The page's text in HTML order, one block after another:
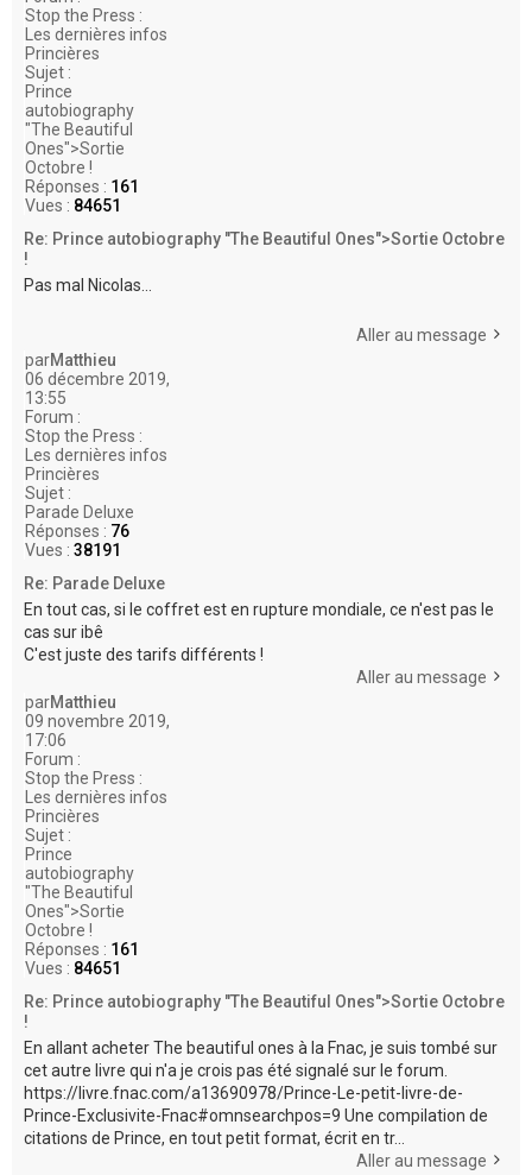
Stop the Press :
Les dernières infos
Princières
Sujet :
Prince
autobiography
"The Beautiful
Ones">Sortie
Octobre !
Réponses : 161
Vues : 84651
Re: Prince autobiography "The Beautiful Ones">Sortie Octobre
!
Pas mal Nicolas...
Aller au message
parMatthieu
06 décembre 2019,
13:55
Forum :
Stop the Press :
Les dernières infos
Princières
Sujet :
Parade Deluxe
Réponses : 76
Vues : 38191
Re: Parade Deluxe
En tout cas, si le coffret est en rupture mondiale, ce n'est pas le
cas sur ibê
C'est juste des tarifs différents !
Aller au message
parMatthieu
09 novembre 2019,
17:06
Forum :
Stop the Press :
Les dernières infos
Princières
Sujet :
Prince
autobiography
"The Beautiful
Ones">Sortie
Octobre !
Réponses : 161
Vues : 84651
Re: Prince autobiography "The Beautiful Ones">Sortie Octobre
!
En allant acheter The beautiful ones à la Fnac, je suis tombé sur
cet autre livre qui n'a je crois pas été signalé sur le forum.
https://livre.fnac.com/a13690978/Prince-Le-petit-livre-de-
Prince-Exclusivite-Fnac#omnsearchpos=9 Une compilation de
citations de Prince, en tout petit format, écrit en tr...
Aller au message